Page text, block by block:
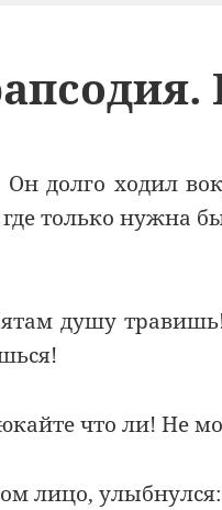
долго ходил
только нужна
душу
что ли! Не
лицо, улыбнулся: